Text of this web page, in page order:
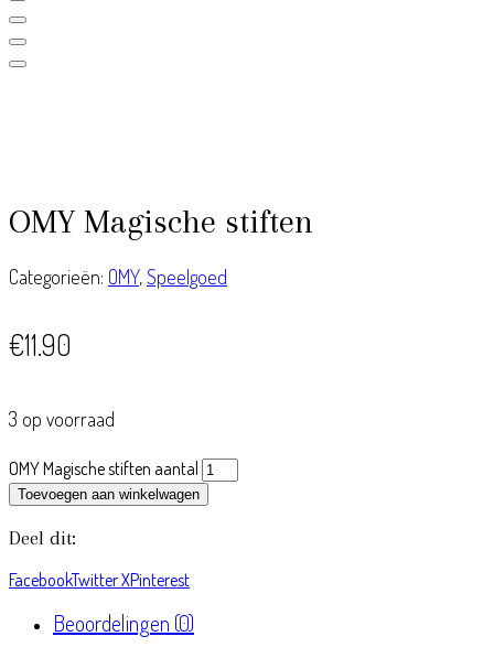
OMY Magische stiften
Categorieën: OMY,Speelgoed
€11.90
3 op voorraad
OMY Magische stiften aantal
Toevoegen aan winkelwagen
Deel dit:
FacebookTwitter XPinterest
Beoordelingen (0)